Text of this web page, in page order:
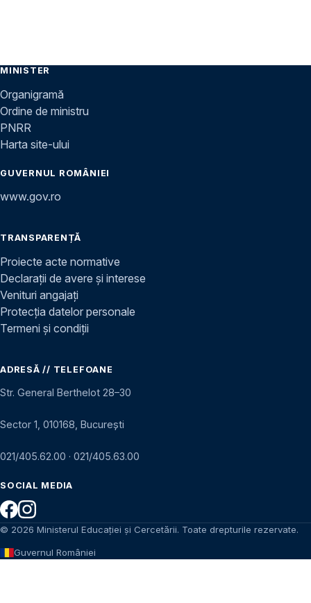
MINISTER
Organigramă
Ordine de ministru
PNRR
Harta site-ului
GUVERNUL ROMÂNIEI
www.gov.ro
TRANSPARENȚĂ
Proiecte acte normative
Declarații de avere și interese
Venituri angajați
Protecția datelor personale
Termeni și condiții
ADRESĂ // TELEFOANE
Str. General Berthelot 28–30
Sector 1, 010168, București
021/405.62.00 · 021/405.63.00
SOCIAL MEDIA
© 2026 Ministerul Educației și Cercetării. Toate drepturile rezervate.
Guvernul României